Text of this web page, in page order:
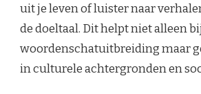
uit je leven of luister naar
de doeltaal. Dit helpt niet alleen bij
woordenschatuitbreiding maar
in culturele achtergronden en